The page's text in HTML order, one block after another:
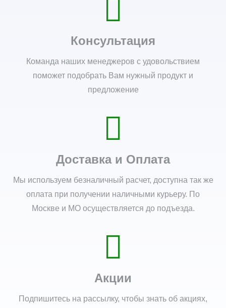
Консультация
Команда наших менеджеров с удовольствием
поможет подобрать Вам нужный продукт и
предложение
Доставка и Оплата
Мы используем безналичный расчет, доступна так же
оплата при получении наличными курьеру. По
Москве и МО осуществляется до подъезда.
Акции
Подпишитесь на рассылку, чтобы знать об акциях,